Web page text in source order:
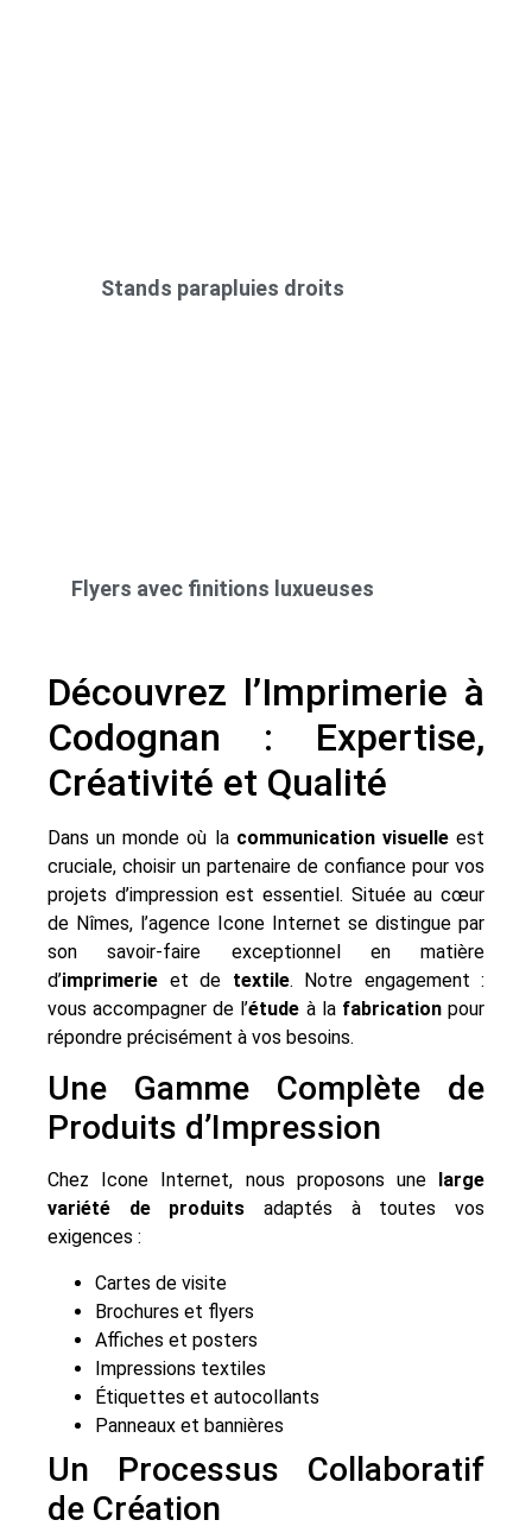
Stands parapluies droits
Flyers avec finitions luxueuses
Découvrez l’Imprimerie à
Codognan : Expertise,
Créativité et Qualité
Dans un monde où la communication visuelleest
cruciale, choisir un partenaire de confiance pour vos
projets d’impression est essentiel. Située au cœur
de Nîmes, l’agence Icone Internet se distingue par
son savoir-faire exceptionnel en matière
d’imprimerie et de textile. Notre engagement :
vous accompagner de l’étude à la fabricationpour
répondre précisément à vos besoins.
Une Gamme Complète de
Produits d’Impression
Chez Icone Internet, nous proposons une
large
variété de produits adaptés à toutes vos
exigences :
Cartes de visite
Brochures et flyers
Affiches et posters
Impressions textiles
Étiquettes et autocollants
Panneaux et bannières
Un Processus Collaboratif
de Création